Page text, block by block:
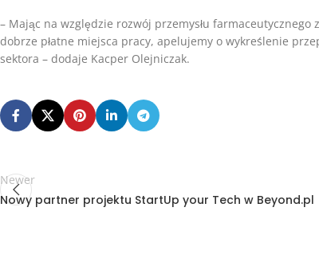
– Mając na względzie rozwój przemysłu
dobrze płatne miejsca pracy, apelujemy o wykreślenie
sektora – dodaje Kacper Olejniczak.
Newer
Nowy partner projektu StartUp your Tech w Beyond.pl